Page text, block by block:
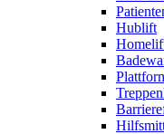
Hublift